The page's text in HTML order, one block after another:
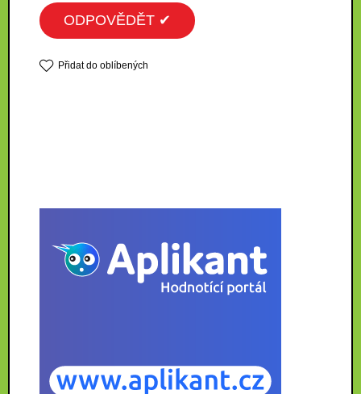
ODPOVĚDĚT ✔
Přidat do oblíbených